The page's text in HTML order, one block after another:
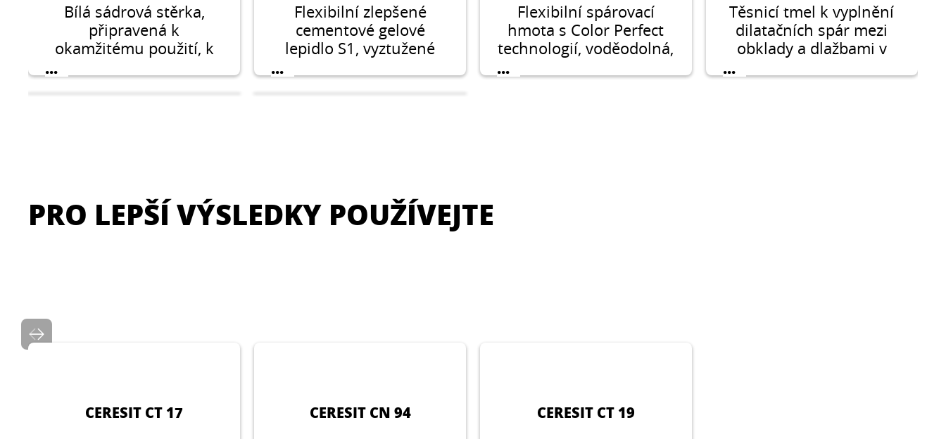
Bílá sádrová stěrka,
připravená k
okamžitému použití, k
povrchových vrstev před
...
Flexibilní zlepšené
cementové gelové
lepidlo S1, vyztužené
vlákny a s technologií
AERO.
...
Flexibilní spárovací
hmota s Color Perfect
technologií, voděodolná,
hmota na spárování
...
Těsnicí tmel k vyplnění
dilatačních spár mezi
obklady a dlažbami v
...
...
PRO LEPŠÍ VÝSLEDKY POUŽÍVEJTE
CERESIT CT 17 CERESIT CN 94 CERESIT CT 19